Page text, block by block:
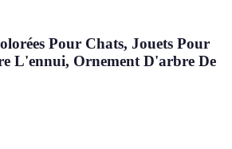
Pour Chats, Jouets Pour
L'ennui, Ornement D'arbre De